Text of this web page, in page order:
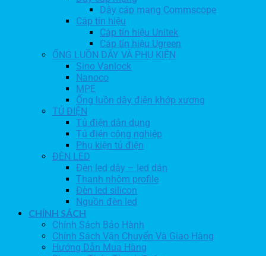
Dây cáp mạng Commscope
Cáp tín hiệu
Cáp tín hiệu Unitek
Cáp tín hiệu Ugreen
ỐNG LUỒN DÂY VÀ PHỤ KIỆN
Sino Vanlock
Nanoco
MPE
Ống luồn dây điện khớp xương
TỦ ĐIỆN
Tủ điện dân dụng
Tủ điện công nghiệp
Phụ kiện tủ điện
ĐÈN LED
Đèn led dây – led dán
Thanh nhôm profile
Đèn led silicon
Nguồn đèn led
CHÍNH SÁCH
Chính Sách Bảo Hành
Chính Sách Vận Chuyển Và Giao Hàng
Hướng Dẫn Mua Hàng